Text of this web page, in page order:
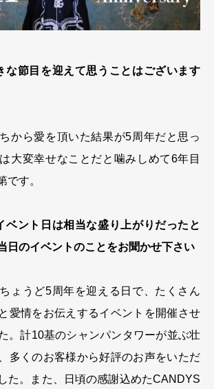
な節目を迎えて思うことはございます
から愛を頂いた結果が5周年だと思っ
大変幸せなことだと噛みしめて6年目
です。
ベント日は相当な盛り上がりだったと
日のイベントのことをお聞かせ下さい
ょうど5周年を迎える日で、たくさん
愛情をお伝えするイベントを開催させ
。計10基のシャンパンタワーが並ぶ壮
多くのお客様から好評のお声をいただ
た。また、日頃の感謝込めたCANDYS